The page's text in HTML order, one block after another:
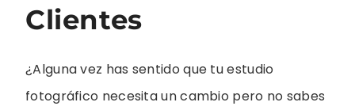
Clientes
¿Alguna vez has sentido que tu estudio
fotográfico necesita un cambio pero no sabes